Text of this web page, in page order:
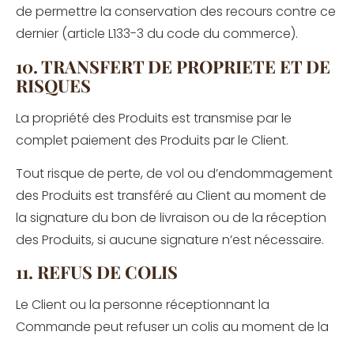
de permettre la conservation des recours contre ce
dernier (article L133-3 du code du commerce).
10. TRANSFERT DE PROPRIETE ET DE
RISQUES
La propriété des Produits est transmise par le
complet paiement des Produits par le Client.
Tout risque de perte, de vol ou d’endommagement
des Produits est transféré au Client au moment de
la signature du bon de livraison ou de la réception
des Produits, si aucune signature n’est nécessaire.
11. REFUS DE COLIS
Le Client ou la personne réceptionnant la
Commande peut refuser un colis au moment de la